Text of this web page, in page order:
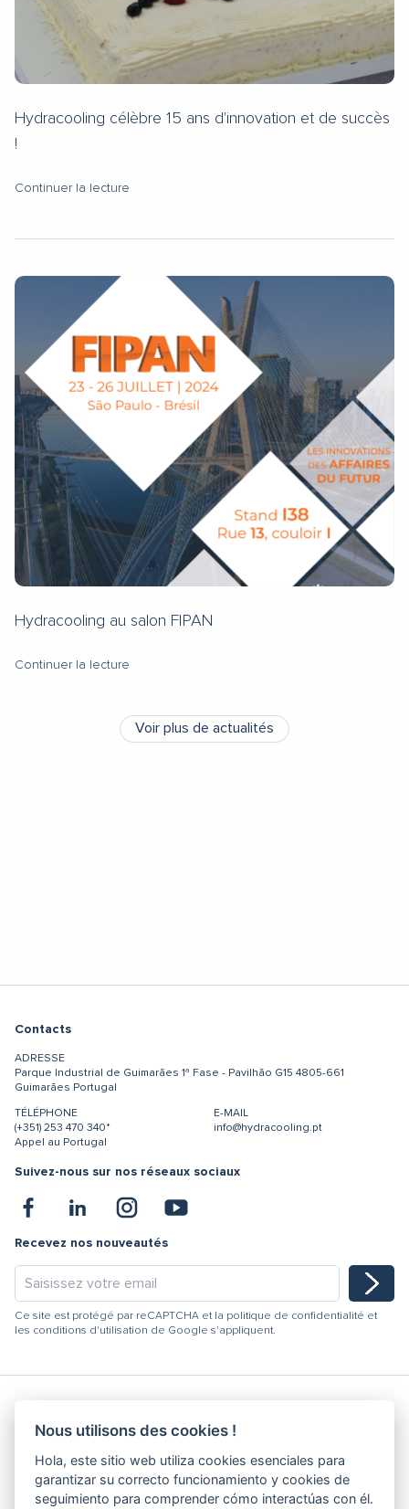
Hydracooling célèbre 15 ans d'innovation et de succès
!
Continuer la lecture
Hydracooling au salon FIPAN
Continuer la lecture
Voir plus de actualités
Contacts
ADRESSE
Parque Industrial de Guimarães 1ª Fase - Pavilhão G15 4805-661
Guimarães Portugal
TÉLÉPHONE
(+351) 253 470 340*
Appel au Portugal
E-MAIL
info@hydracooling.pt
Suivez-nous sur nos réseaux sociaux
Recevez nos nouveautés
Ce site est protégé par reCAPTCHA et la politique de confidentialité et
les conditions d'utilisation de Google s'appliquent.
Hydracooling 2026 - Tous droits réservés
Code de conduite
Politique de Qualité
Nous utilisons des cookies !
Hola, este sitio web utiliza cookies esenciales para
garantizar su correcto funcionamiento y cookies de
seguimiento para comprender cómo interactúas con él.